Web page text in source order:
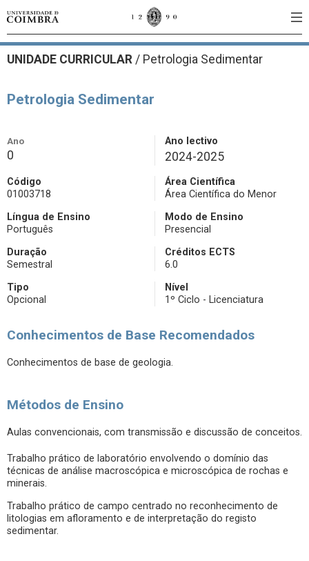
UNIDADE CURRICULAR / Petrologia Sedimentar
Petrologia Sedimentar
Ano
0
Ano lectivo
2024-2025
Código
01003718
Área Científica
Área Científica do Menor
Língua de Ensino
Português
Modo de Ensino
Presencial
Duração
Semestral
Créditos ECTS
6.0
Tipo
Opcional
Nível
1º Ciclo - Licenciatura
Conhecimentos de Base Recomendados
Conhecimentos de base de geologia.
Métodos de Ensino
Aulas convencionais, com transmissão e discussão de conceitos.
Trabalho prático de laboratório envolvendo o domínio das
técnicas de análise macroscópica e microscópica de rochas e
minerais.
Trabalho prático de campo centrado no reconhecimento de
litologias em afloramento e de interpretação do registo
sedimentar.